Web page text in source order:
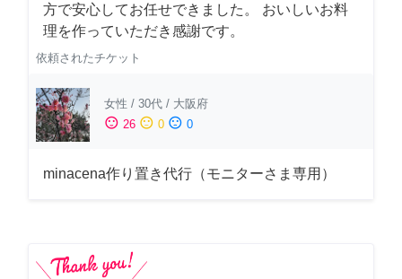
方で安心してお任せできました。 おいしいお料
理を作っていただき感謝です。
依頼されたチケット
女性 / 30代 / 大阪府
sentiment_satisfied 26 sentiment_neutral 0 sentiment_dissatisfied 0
minacena作り置き代行（モニターさま専用）